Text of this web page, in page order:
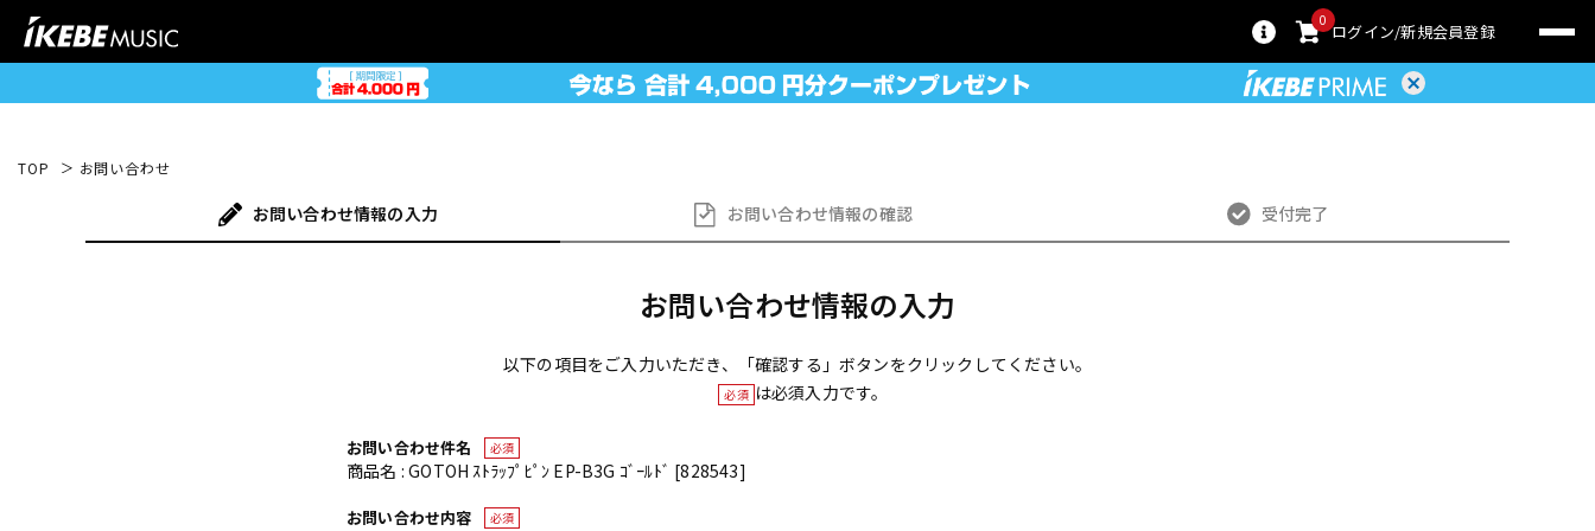
0
ログイン 新規会員登録
TOP お問い合わせ
お問い合わせ情報の入力 お問い合わせ情報の確認 受付完了
お問い合わせ情報の入力
以下の項目をご入力いただき、「確認する」ボタンをクリックしてください。
必須 は必須入力です。
お問い合わせ件名 必須
商品名 : GOTOH ｽﾄﾗｯﾌﾟﾋﾟﾝ EP-B3G ｺﾞｰﾙﾄﾞ [828543]
お問い合わせ内容 必須